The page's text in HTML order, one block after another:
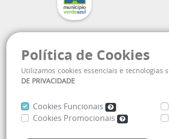
Política de Cookies
Utilizamos cookies essenciais e tecnologias
DE PRIVACIDADE
Cookies Funcionais
Cookies Promocionais